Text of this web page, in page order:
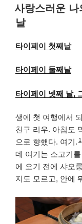
성
일
자
사랑스러운
날
타이페이 첫째날
타이페이 둘째날
타이페이 넷째 날,
생에 첫 여행에서
친구 리우. 아침도
으로 향했다. 여기. 1
데 여기는 소고기
에 오기 전에 샤오
지도 모르고, 안에